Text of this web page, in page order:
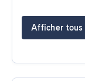
Afficher tous